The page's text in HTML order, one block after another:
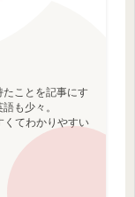
たことを記事にす
も少々。
くてわかりやすい